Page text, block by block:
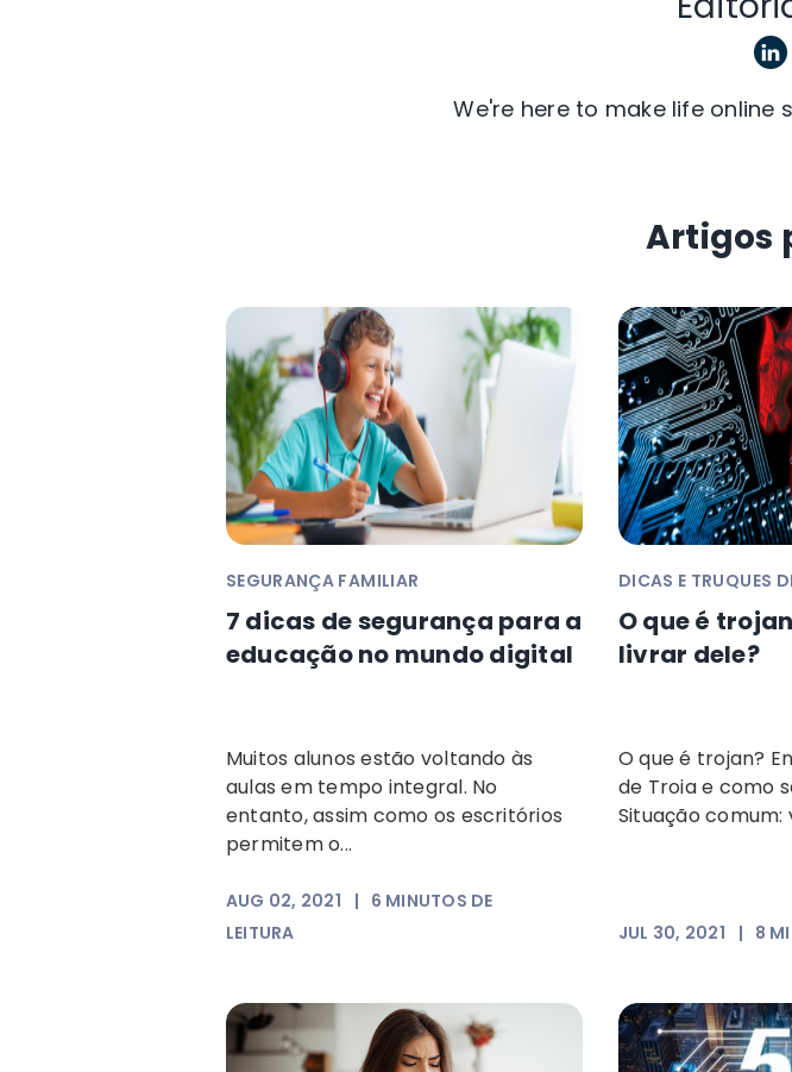
We're here to make life online
Artigos
SEGURANÇA FAMILIAR
7 dicas de segurança para a
educação no mundo digital
Muitos alunos estão voltando às
aulas em tempo integral. No
entanto, assim como os escritórios
permitem o...
AUG 02, 2021 | 6 MINUTOS DE
LEITURA
DICAS E TRUQUES
O que é
livrar dele?
O que é trojan?
de Troia e como
Situação comum:
JUL 30, 2021 | 8